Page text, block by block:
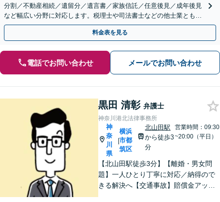
分割／不動産相続／遺留分／遺言書／家族信託／任意後見／成年後見
など幅広い分野に対応します。税理士や司法書士などの他士業とも連
携【出張相談】【夜間・休日面談】【横浜駅7分】
料金表を見る
電話でお問い合わせ メールでお問い合わせ
黒田 清彰 弁護士
神奈川港北法律事務所
神
奈
川
県
|
横浜
市都
筑区
北山田駅
から徒歩3
分
営業時間：09:30
~20:00（平日）
【北山田駅徒歩3分】【離婚・男女問
題】一人ひとり丁寧に対応／納得ので
きる解決へ【交通事故】賠償金アップ